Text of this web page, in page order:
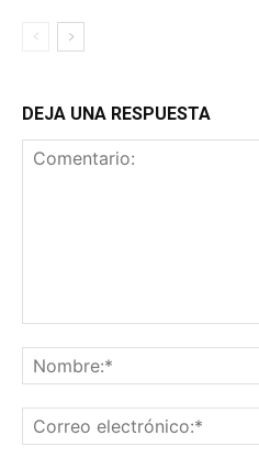
DEJA UNA RESPUESTA